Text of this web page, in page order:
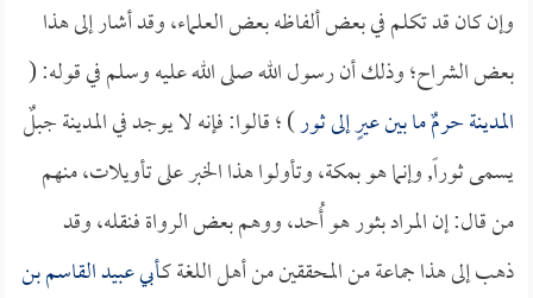
وإن كان قد تكلم في بعض ألفاظه بعض العلماء، وقد أشار إلى هذا
بعض الشراح؛ وذلك أن رسول الله صلى الله عليه وسلم في قوله: (
المدينة حرمٌ ما بين عيرٍ إلى ثور) ؛ قالوا: فإنه لا يوجد في المدينة جبلٌ
يسمى ثوراً, وإنما هو بمكة، وتأولوا هذا الخبر على تأويلات، منهم
من قال: إن المراد بثور هو أُحد، ووهم بعض الرواة فنقله، وقد
ذهب إلى هذا جماعة من المحققين من أهل اللغة كـأبي عبيد القاسم بن